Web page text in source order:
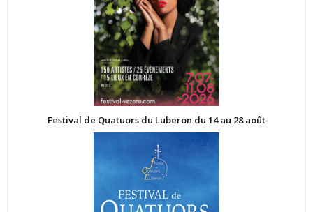
Festival de Quatuors du Luberon du 14 au 28 août